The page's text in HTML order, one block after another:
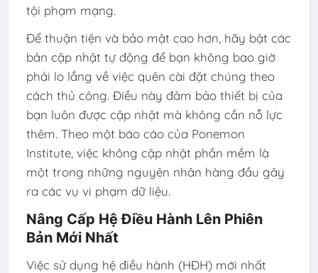
tội phạm mạng.
Để thuận tiện và bảo mật cao hơn, hãy bật các
bản cập nhật tự động để bạn không bao giờ
phải lo lắng về việc quên cài đặt chúng theo
cách thủ công. Điều này đảm bảo thiết bị của
bạn luôn được cập nhật mà không cần nỗ lực
thêm. Theo một báo cáo của Ponemon
Institute, việc không cập nhật phần mềm là
một trong những nguyên nhân hàng đầu gây
ra các vụ vi phạm dữ liệu.
Nâng Cấp Hệ Điều Hành Lên Phiên
Bản Mới Nhất
Việc sử dụng hệ điều hành (HĐH) mới nhất